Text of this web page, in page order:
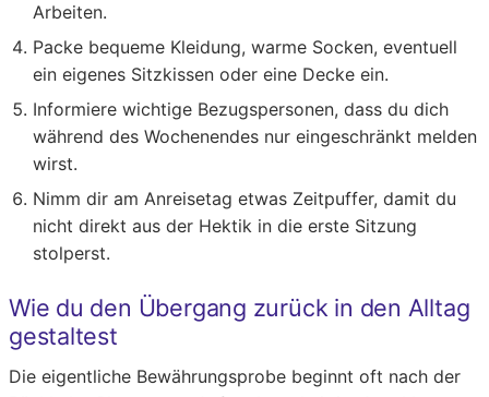
Arbeiten.
Packe bequeme Kleidung, warme Socken, eventuell
ein eigenes Sitzkissen oder eine Decke ein.
Informiere wichtige Bezugspersonen, dass du dich
während des Wochenendes nur eingeschränkt melden
wirst.
Nimm dir am Anreisetag etwas Zeitpuffer, damit du
nicht direkt aus der Hektik in die erste Sitzung
stolperst.
Wie du den Übergang zurück in den Alltag
gestaltest
Die eigentliche Bewährungsprobe beginnt oft nach der